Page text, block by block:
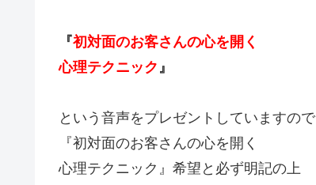
『初対面のお客さんの心を開く
心理テクニック 』
という音声をプレゼントしていますので
『初対面のお客さんの心を開く
心理テクニック』希望と必ず明記の上